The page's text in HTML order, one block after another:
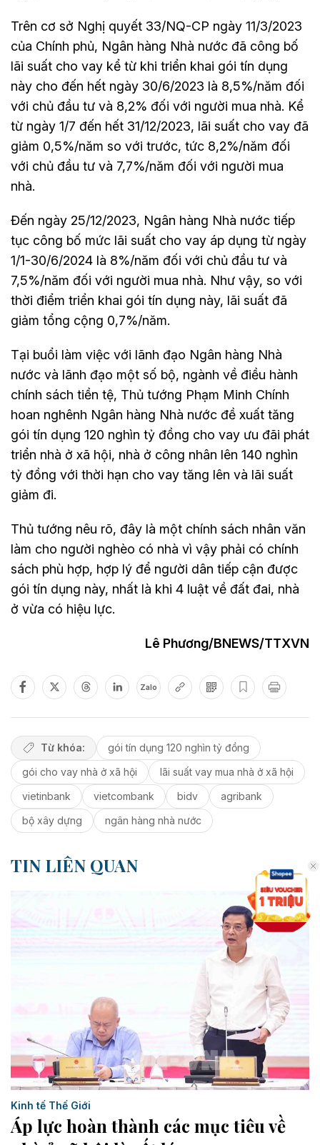
Trên cơ sở Nghị quyết 33/NQ-CP ngày 11/3/2023
của Chính phủ, Ngân hàng Nhà nước đã công bố
lãi suất cho vay kể từ khi triển khai gói tín dụng
này cho đến hết ngày 30/6/2023 là 8,5%/năm đối
với chủ đầu tư và 8,2% đối với người mua nhà. Kể
từ ngày 1/7 đến hết 31/12/2023, lãi suất cho vay đã
giảm 0,5%/năm so với trước, tức 8,2%/năm đối
với chủ đầu tư và 7,7%/năm đối với người mua
nhà.
Đến ngày 25/12/2023, Ngân hàng Nhà nước tiếp
tục công bố mức lãi suất cho vay áp dụng từ ngày
1/1-30/6/2024 là 8%/năm đối với chủ đầu tư và
7,5%/năm đối với người mua nhà. Như vậy, so với
thời điểm triển khai gói tín dụng này, lãi suất đã
giảm tổng cộng 0,7%/năm.
Tại buổi làm việc với lãnh đạo Ngân hàng Nhà
nước và lãnh đạo một số bộ, ngành về điều hành
chính sách tiền tệ, Thủ tướng Phạm Minh Chính
hoan nghênh Ngân hàng Nhà nước đề xuất tăng
gói tín dụng 120 nghìn tỷ đồng cho vay ưu đãi phát
triển nhà ở xã hội, nhà ở công nhân lên 140 nghìn
tỷ đồng với thời hạn cho vay tăng lên và lãi suất
giảm đi.
Thủ tướng nêu rõ, đây là một chính sách nhân văn
làm cho người nghèo có nhà vì vậy phải có chính
sách phù hợp, hợp lý để người dân tiếp cận được
gói tín dụng này, nhất là khi 4 luật về đất đai, nhà
ở vừa có hiệu lực.
Lê Phương/BNEWS/TTXVN
Zalo
Từ khóa:
gói tín dụng 120 nghìn tỷ đồng
gói cho vay nhà ở xã hội
lãi suất vay mua nhà ở xã hội
vietinbank
vietcombank bidv
agribank
bộ xây dựng
ngân hàng nhà nước
TIN LIÊN QUAN
Kinh tế Thế Giới
Áp lực hoàn thành các mục tiêu về